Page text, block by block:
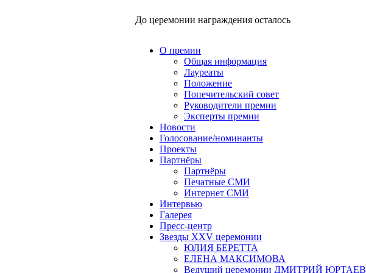
До церемонии награждения осталось
О премии
Общая информация
Лауреаты
Положение
Попечительский совет
Руководители премии
Эксперты премии
Новости
Голосование/номинанты
Проекты
Партнёры
Партнёры
Печатные СМИ
Интернет СМИ
Интервью
Галерея
Пресс-центр
Звезды XXV церемонии
ЮЛИЯ БЕРЕТТА
ЕЛЕНА МАКСИМОВА
Ведущий церемонии ДМИТРИЙ ЮРТАЕВ